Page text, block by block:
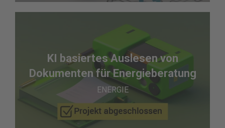
KI basiertes Auslesen von
Dokumenten für Energieberatung
ENERGIE